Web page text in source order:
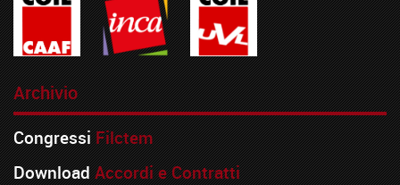
Archivio
Congressi Filctem
Download Accordi e Contratti